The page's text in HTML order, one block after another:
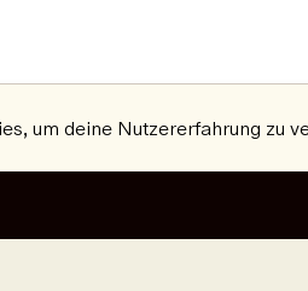
um deine Nutzererfahrung zu